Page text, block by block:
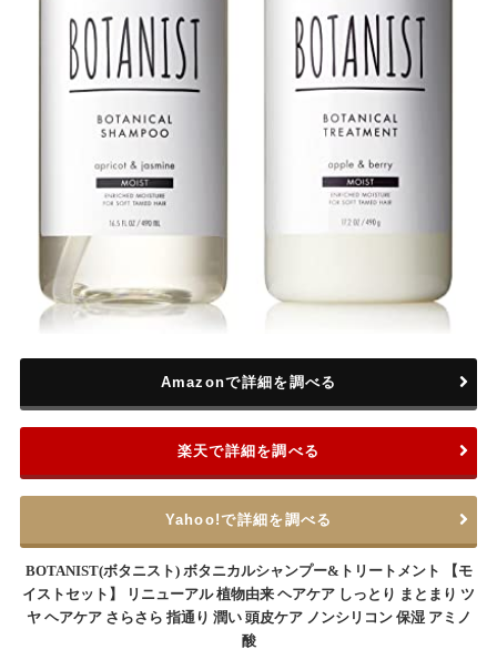
BOTANIST(ボタニスト) ボタニカルシャンプー&トリートメント 【モ
イストセット】 リニューアル 植物由来 ヘアケア しっとり まとまり ツ
ヤ ヘアケア さらさら 指通り 潤い 頭皮ケア ノンシリコン 保湿 アミノ
酸
Amazonで詳細を調べる
楽天で詳細を調べる
Yahoo!で詳細を調べる